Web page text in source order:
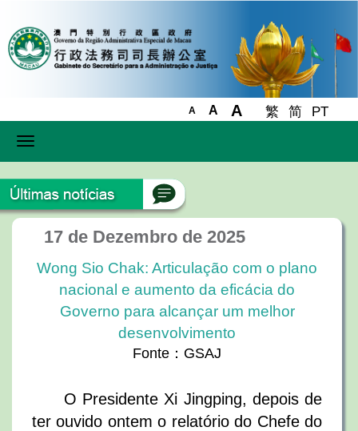
A A A 繁 简 PT
Toggle
navigation
17 de Dezembro de 2025
Wong Sio Chak: Articulação com o plano
nacional e aumento da eficácia do
Governo para alcançar um melhor
desenvolvimento
Fonte：GSAJ
O Presidente Xi Jingping, depois de
ter ouvido ontem o relatório do Chefe do